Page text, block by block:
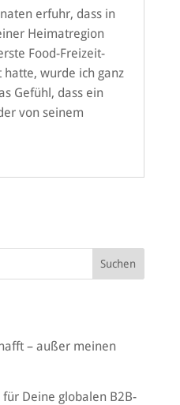
erfuhr, dass in
Heimatregion
Food-Freizeit-
wurde ich ganz
Gefühl, dass ein
von seinem
– außer meinen
für Deine globalen B2B-